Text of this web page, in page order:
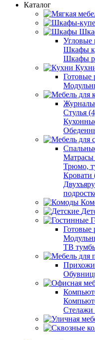
Каталог
Шкафы
Шкафы
Готовые
Стулья
Матрасы
Трюмо,
Кровати
Готовые
ТВ
Стелажи